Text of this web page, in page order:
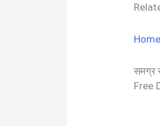
समग्र
Free